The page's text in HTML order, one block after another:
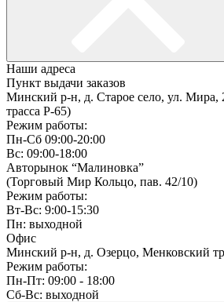
Наши адреса
Пункт выдачи заказов
Минский р-н, д. Старое село, ул.
трасса P-65)
Режим работы:
Пн-Сб 09:00-20:00
Вс: 09:00-18:00
Авторынок “Малиновка”
(Торговый Мир Кольцо, пав. 42/10)
Режим работы:
Вт-Вс: 9:00-15:30
Пн: выходной
Офис
Минский р-н, д. Озерцо, Менковский
Режим работы:
Пн-Пт: 09:00 - 18:00
Сб-Вс: выходной